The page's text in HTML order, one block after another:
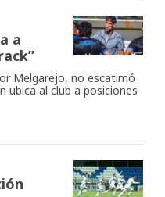
a
Melgarejo, no escatimó
ubica al club a posiciones